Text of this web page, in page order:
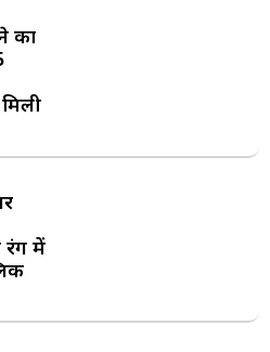
का
रंग में